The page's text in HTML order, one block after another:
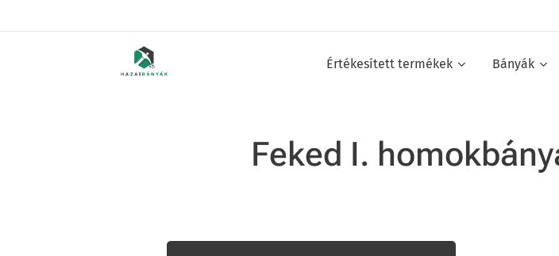
Értékesített termékek Bányák
Feked I.